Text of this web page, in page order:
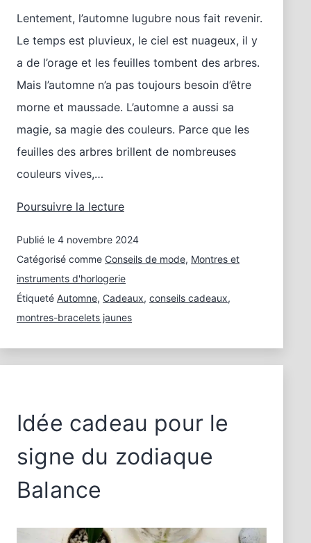
Lentement, l’automne lugubre nous fait revenir.
Le temps est pluvieux, le ciel est nuageux, il y
a de l’orage et les feuilles tombent des arbres.
Mais l’automne n’a pas toujours besoin d’être
morne et maussade. L’automne a aussi sa
magie, sa magie des couleurs. Parce que les
feuilles des arbres brillent de nombreuses
couleurs vives,…
Poursuivre la lectureSable
moutarde
–
des
montres
automnales
Publié le 4 novembre 2024
Catégorisé comme Conseils de mode, Montres et
instruments d'horlogerie
Étiqueté Automne, Cadeaux, conseils cadeaux,
montres-bracelets jaunes
Idée cadeau pour le
signe du zodiaque
Balance